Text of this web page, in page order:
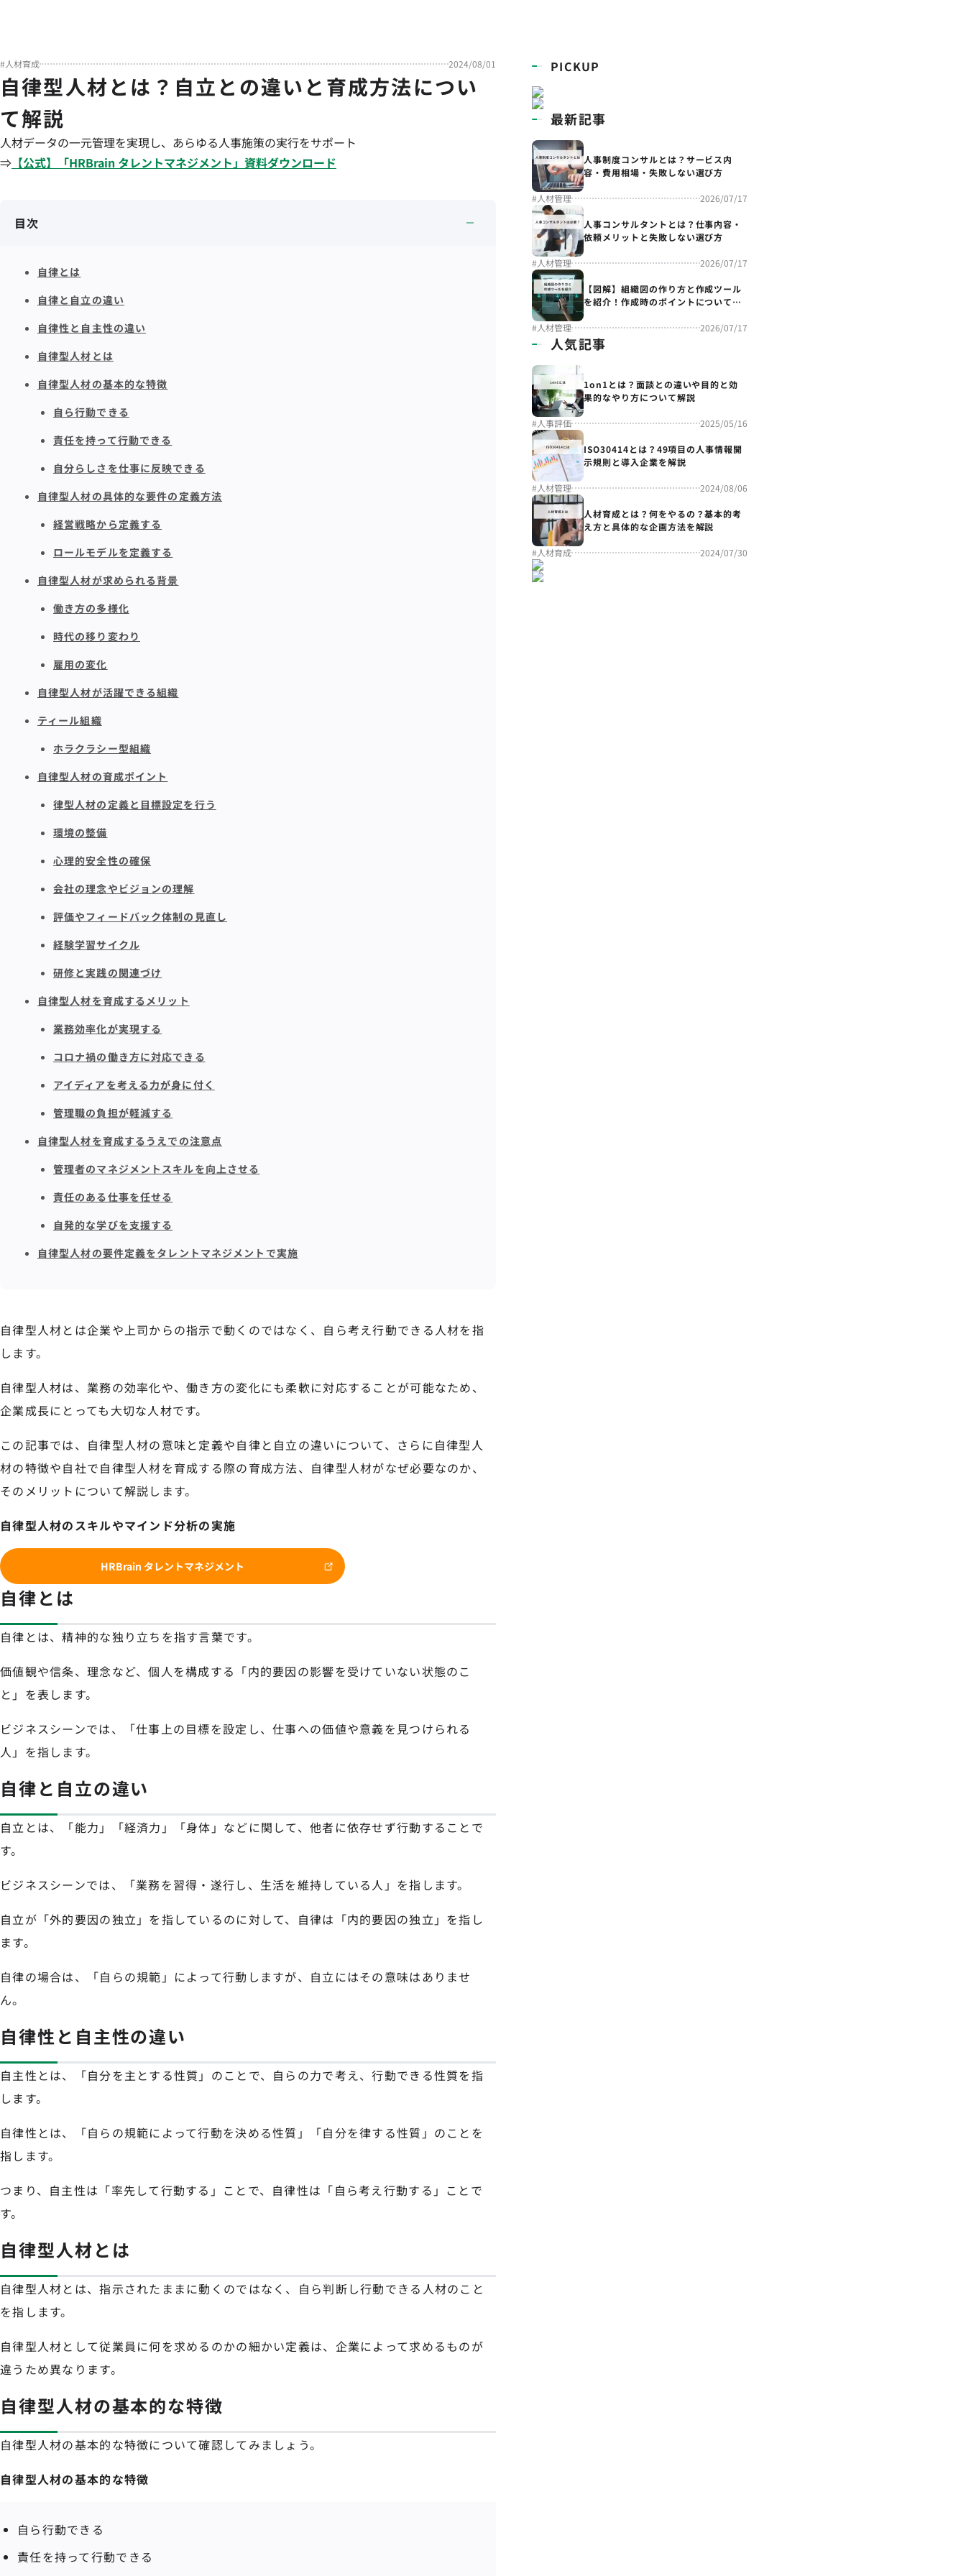
#人材育成 2024/08/01
自律型人材とは？自立との違いと育成方法につい
て解説
人材データの一元管理を実現し、あらゆる人事施策の実行をサポート
⇒ 【公式】「HRBrain タレントマネジメント」資料ダウンロード
目次
自律とは
自律と自立の違い
自律性と自主性の違い
自律型人材とは
自律型人材の基本的な特徴
自ら行動できる
責任を持って行動できる
自分らしさを仕事に反映できる
自律型人材の具体的な要件の定義方法
経営戦略から定義する
ロールモデルを定義する
自律型人材が求められる背景
働き方の多様化
時代の移り変わり
雇用の変化
自律型人材が活躍できる組織
ティール組織
ホラクラシー型組織
自律型人材の育成ポイント
律型人材の定義と目標設定を行う
環境の整備
心理的安全性の確保
会社の理念やビジョンの理解
評価やフィードバック体制の見直し
経験学習サイクル
研修と実践の関連づけ
自律型人材を育成するメリット
業務効率化が実現する
コロナ禍の働き方に対応できる
アイディアを考える力が身に付く
管理職の負担が軽減する
自律型人材を育成するうえでの注意点
管理者のマネジメントスキルを向上させる
責任のある仕事を任せる
自発的な学びを支援する
自律型人材の要件定義をタレントマネジメントで実施
自律型人材とは企業や上司からの指示で動くのではなく、自ら考え行動できる人材を指
します。
自律型人材は、業務の効率化や、働き方の変化にも柔軟に対応することが可能なため、
企業成長にとっても大切な人材です。
この記事では、自律型人材の意味と定義や自律と自立の違いについて、さらに自律型人
材の特徴や自社で自律型人材を育成する際の育成方法、自律型人材がなぜ必要なのか、
そのメリットについて解説します。
自律型人材のスキルやマインド分析の実施
HRBrain タレントマネジメント
自律とは
自律とは、精神的な独り立ちを指す言葉です。
価値観や信条、理念など、個人を構成する「内的要因の影響を受けていない状態のこ
と」を表します。
ビジネスシーンでは、「仕事上の目標を設定し、仕事への価値や意義を見つけられる
人」を指します。
自律と自立の違い
自立とは、「能力」「経済力」「身体」などに関して、他者に依存せず行動することで
す。
ビジネスシーンでは、「業務を習得・遂行し、生活を維持している人」を指します。
自立が「外的要因の独立」を指しているのに対して、自律は「内的要因の独立」を指し
ます。
自律の場合は、「自らの規範」によって行動しますが、自立にはその意味はありませ
ん。
自律性と自主性の違い
自主性とは、「自分を主とする性質」のことで、自らの力で考え、行動できる性質を指
します。
自律性とは、「自らの規範によって行動を決める性質」「自分を律する性質」のことを
指します。
つまり、自主性は「率先して行動する」ことで、自律性は「自ら考え行動する」ことで
す。
自律型人材とは
自律型人材とは、指示されたままに動くのではなく、自ら判断し行動できる人材のこと
を指します。
自律型人材として従業員に何を求めるのかの細かい定義は、企業によって求めるものが
違うため異なります。
自律型人材の基本的な特徴
自律型人材の基本的な特徴について確認してみましょう。
自律型人材の基本的な特徴
自ら行動できる
責任を持って行動できる
PICKUP
最新記事
人事制度コンサルとは？サービス内
容・費用相場・失敗しない選び方
#人材管理 2026/07/17
人事コンサルタントとは？仕事内容・
依頼メリットと失敗しない選び方
#人材管理 2026/07/17
【図解】組織図の作り方と作成ツール
を紹介！作成時のポイントについても
#人材管理 2026/07/17
人気記事
1on1とは？面談との違いや目的と効
果的なやり方について解説
#人事評価 2025/05/16
ISO30414とは？49項目の人事情報開
示規則と導入企業を解説
#人材管理 2024/08/06
人材育成とは？何をやるの？基本的考
え方と具体的な企画方法を解説
#人材育成 2024/07/30